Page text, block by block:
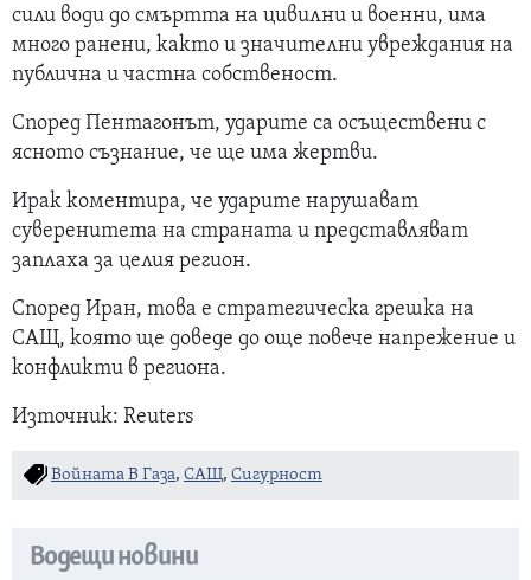
сили води до смъртта на цивилни и военни, има
много ранени, както и значителни увреждания на
публична и частна собственост.
Според Пентагонът, ударите са осъществени с
ясното съзнание, че ще има жертви.
Ирак коментира, че ударите нарушават
суверенитета на страната и представляват
заплаха за целия регион.
Според Иран, това е стратегическа грешка на
САЩ, която ще доведе до още повече напрежение и
конфликти в региона.
Източник: Reuters
Войната В Газа, САЩ, Сигурност
Водещи новини